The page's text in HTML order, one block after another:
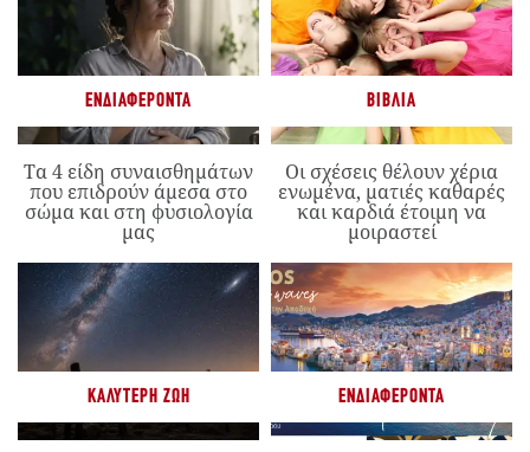
ΕΝΔΙΑΦΈΡΟΝΤΑ
Τα 4 είδη συναισθημάτων
που επιδρούν άμεσα στο
σώμα και στη φυσιολογία
μας
ΒΙΒΛΊΑ
Οι σχέσεις θέλουν χέρια
ενωμένα, ματιές καθαρές
και καρδιά έτοιμη να
μοιραστεί
ΚΑΛΎΤΕΡΗ ΖΩΉ ΕΝΔΙΑΦΈΡΟΝΤΑ